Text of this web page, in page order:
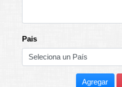
Pais
Agregar